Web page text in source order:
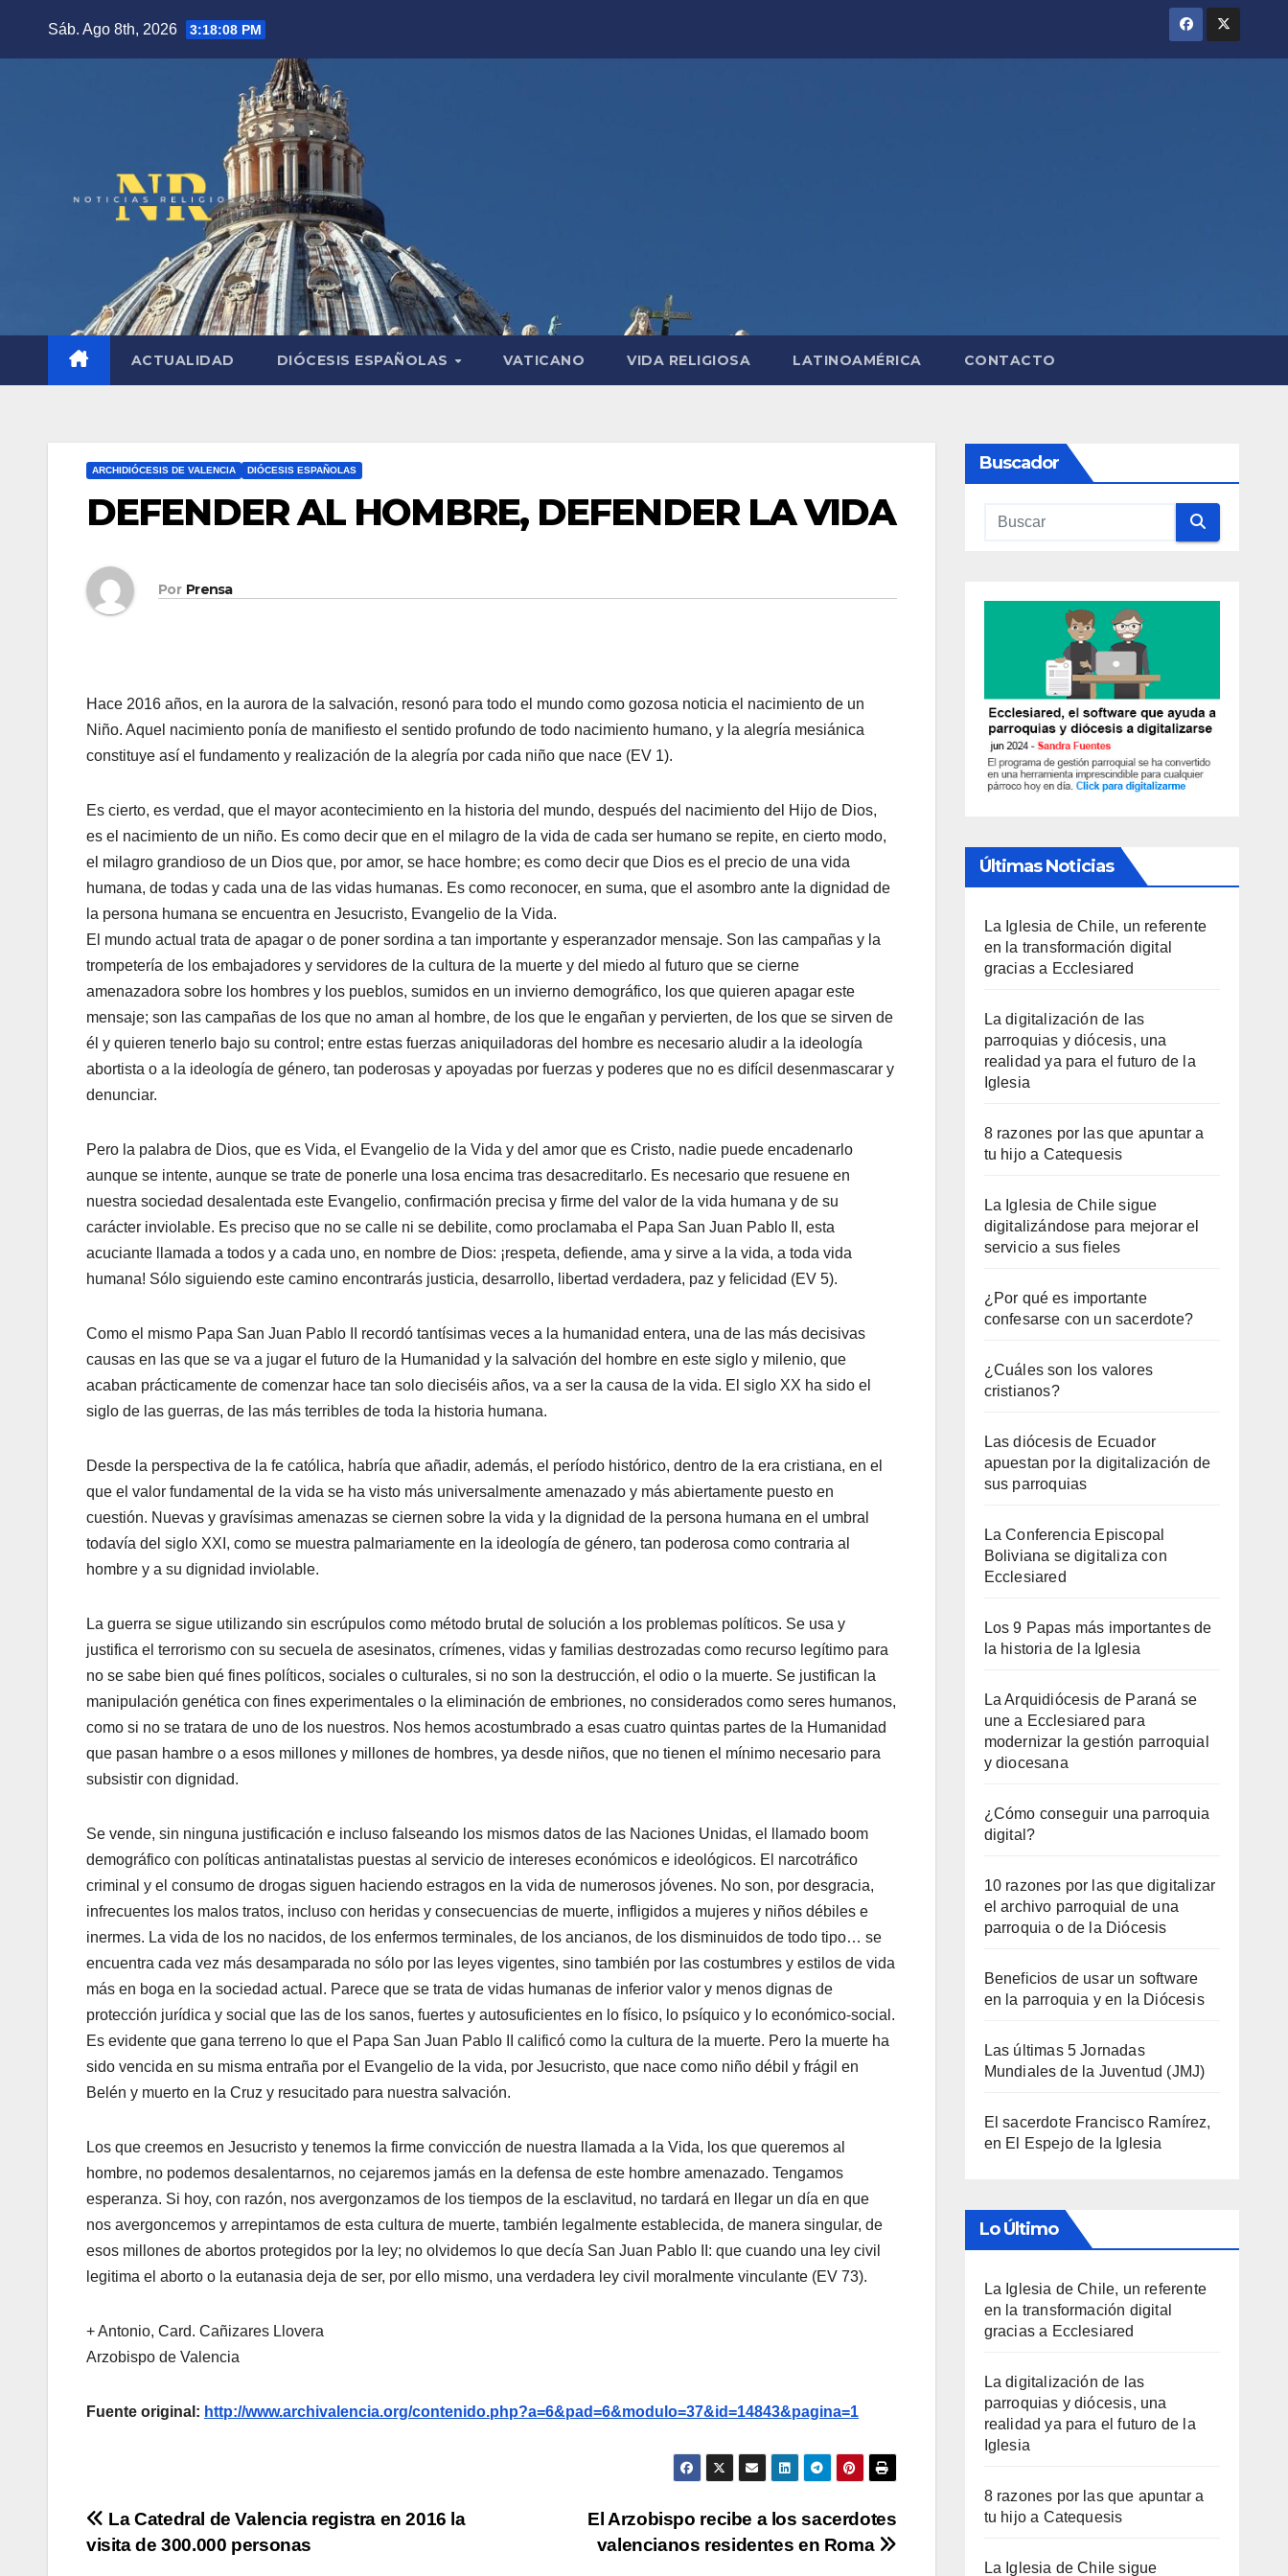
Sáb. Ago 8th, 2026 3:18:09 PM
ACTUALIDAD DIÓCESIS ESPAÑOLAS VATICANO VIDA RELIGIOSA LATINOAMÉRICA CONTACTO
ARCHIDIÓCESIS DE VALENCIA DIÓCESIS ESPAÑOLAS
DEFENDER AL HOMBRE, DEFENDER LA VIDA
Por Prensa
Hace 2016 años, en la aurora de la salvación, resonó para todo el mundo como gozosa noticia el nacimiento de un
Niño. Aquel nacimiento ponía de manifiesto el sentido profundo de todo nacimiento humano, y la alegría mesiánica
constituye así el fundamento y realización de la alegría por cada niño que nace (EV 1).
Es cierto, es verdad, que el mayor acontecimiento en la historia del mundo, después del nacimiento del Hijo de Dios,
es el nacimiento de un niño. Es como decir que en el milagro de la vida de cada ser humano se repite, en cierto modo,
el milagro grandioso de un Dios que, por amor, se hace hombre; es como decir que Dios es el precio de una vida
humana, de todas y cada una de las vidas humanas. Es como reconocer, en suma, que el asombro ante la dignidad de
la persona humana se encuentra en Jesucristo, Evangelio de la Vida.
El mundo actual trata de apagar o de poner sordina a tan importante y esperanzador mensaje. Son las campañas y la
trompetería de los embajadores y servidores de la cultura de la muerte y del miedo al futuro que se cierne
amenazadora sobre los hombres y los pueblos, sumidos en un invierno demográfico, los que quieren apagar este
mensaje; son las campañas de los que no aman al hombre, de los que le engañan y pervierten, de los que se sirven de
él y quieren tenerlo bajo su control; entre estas fuerzas aniquiladoras del hombre es necesario aludir a la ideología
abortista o a la ideología de género, tan poderosas y apoyadas por fuerzas y poderes que no es difícil desenmascarar y
denunciar.
Pero la palabra de Dios, que es Vida, el Evangelio de la Vida y del amor que es Cristo, nadie puede encadenarlo
aunque se intente, aunque se trate de ponerle una losa encima tras desacreditarlo. Es necesario que resuene en
nuestra sociedad desalentada este Evangelio, confirmación precisa y firme del valor de la vida humana y de su
carácter inviolable. Es preciso que no se calle ni se debilite, como proclamaba el Papa San Juan Pablo II, esta
acuciante llamada a todos y a cada uno, en nombre de Dios: ¡respeta, defiende, ama y sirve a la vida, a toda vida
humana! Sólo siguiendo este camino encontrarás justicia, desarrollo, libertad verdadera, paz y felicidad (EV 5).
Como el mismo Papa San Juan Pablo II recordó tantísimas veces a la humanidad entera, una de las más decisivas
causas en las que se va a jugar el futuro de la Humanidad y la salvación del hombre en este siglo y milenio, que
acaban prácticamente de comenzar hace tan solo dieciséis años, va a ser la causa de la vida. El siglo XX ha sido el
siglo de las guerras, de las más terribles de toda la historia humana.
Desde la perspectiva de la fe católica, habría que añadir, además, el período histórico, dentro de la era cristiana, en el
que el valor fundamental de la vida se ha visto más universalmente amenazado y más abiertamente puesto en
cuestión. Nuevas y gravísimas amenazas se ciernen sobre la vida y la dignidad de la persona humana en el umbral
todavía del siglo XXI, como se muestra palmariamente en la ideología de género, tan poderosa como contraria al
hombre y a su dignidad inviolable.
La guerra se sigue utilizando sin escrúpulos como método brutal de solución a los problemas políticos. Se usa y
justifica el terrorismo con su secuela de asesinatos, crímenes, vidas y familias destrozadas como recurso legítimo para
no se sabe bien qué fines políticos, sociales o culturales, si no son la destrucción, el odio o la muerte. Se justifican la
manipulación genética con fines experimentales o la eliminación de embriones, no considerados como seres humanos,
como si no se tratara de uno de los nuestros. Nos hemos acostumbrado a esas cuatro quintas partes de la Humanidad
que pasan hambre o a esos millones y millones de hombres, ya desde niños, que no tienen el mínimo necesario para
subsistir con dignidad.
Se vende, sin ninguna justificación e incluso falseando los mismos datos de las Naciones Unidas, el llamado boom
demográfico con políticas antinatalistas puestas al servicio de intereses económicos e ideológicos. El narcotráfico
criminal y el consumo de drogas siguen haciendo estragos en la vida de numerosos jóvenes. No son, por desgracia,
infrecuentes los malos tratos, incluso con heridas y consecuencias de muerte, infligidos a mujeres y niños débiles e
inermes. La vida de los no nacidos, de los enfermos terminales, de los ancianos, de los disminuidos de todo tipo… se
encuentra cada vez más desamparada no sólo por las leyes vigentes, sino también por las costumbres y estilos de vida
más en boga en la sociedad actual. Parece que se trata de vidas humanas de inferior valor y menos dignas de
protección jurídica y social que las de los sanos, fuertes y autosuficientes en lo físico, lo psíquico y lo económico-social.
Es evidente que gana terreno lo que el Papa San Juan Pablo II calificó como la cultura de la muerte. Pero la muerte ha
sido vencida en su misma entraña por el Evangelio de la vida, por Jesucristo, que nace como niño débil y frágil en
Belén y muerto en la Cruz y resucitado para nuestra salvación.
Los que creemos en Jesucristo y tenemos la firme convicción de nuestra llamada a la Vida, los que queremos al
hombre, no podemos desalentarnos, no cejaremos jamás en la defensa de este hombre amenazado. Tengamos
esperanza. Si hoy, con razón, nos avergonzamos de los tiempos de la esclavitud, no tardará en llegar un día en que
nos avergoncemos y arrepintamos de esta cultura de muerte, también legalmente establecida, de manera singular, de
esos millones de abortos protegidos por la ley; no olvidemos lo que decía San Juan Pablo II: que cuando una ley civil
legitima el aborto o la eutanasia deja de ser, por ello mismo, una verdadera ley civil moralmente vinculante (EV 73).
+ Antonio, Card. Cañizares Llovera
Arzobispo de Valencia
Fuente original: http://www.archivalencia.org/contenido.php?a=6&pad=6&modulo=37&id=14843&pagina=1
Navegación
El Arzobispo recibe a los sacerdotes
valencianos residentes en Roma
La Catedral de Valencia registra en 2016 la
visita de 300.000 personas
Buscador
Últimas Noticias
La Iglesia de Chile, un referente
en la transformación digital
gracias a Ecclesiared
La digitalización de las
parroquias y diócesis, una
realidad ya para el futuro de la
Iglesia
8 razones por las que apuntar a
tu hijo a Catequesis
La Iglesia de Chile sigue
digitalizándose para mejorar el
servicio a sus fieles
¿Por qué es importante
confesarse con un sacerdote?
¿Cuáles son los valores
cristianos?
Las diócesis de Ecuador
apuestan por la digitalización de
sus parroquias
La Conferencia Episcopal
Boliviana se digitaliza con
Ecclesiared
Los 9 Papas más importantes de
la historia de la Iglesia
La Arquidiócesis de Paraná se
une a Ecclesiared para
modernizar la gestión parroquial
y diocesana
¿Cómo conseguir una parroquia
digital?
10 razones por las que digitalizar
el archivo parroquial de una
parroquia o de la Diócesis
Beneficios de usar un software
en la parroquia y en la Diócesis
Las últimas 5 Jornadas
Mundiales de la Juventud (JMJ)
El sacerdote Francisco Ramírez,
en El Espejo de la Iglesia
Lo Último
La Iglesia de Chile, un referente
en la transformación digital
gracias a Ecclesiared
La digitalización de las
parroquias y diócesis, una
realidad ya para el futuro de la
Iglesia
8 razones por las que apuntar a
tu hijo a Catequesis
La Iglesia de Chile sigue